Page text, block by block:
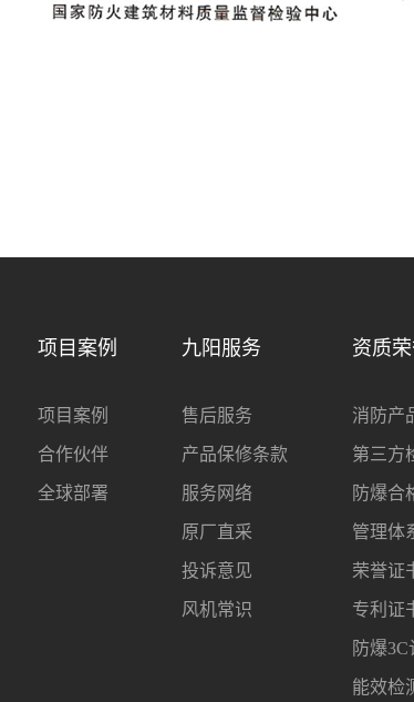
项目案例
项目案例
合作伙伴
全球部署
九阳服务
售后服务
产品保修条款
服务网络
原厂直采
投诉意见
风机常识
资质
消防产
第三方
防爆合
管理体
荣誉证
专利证
防爆3C
能效检